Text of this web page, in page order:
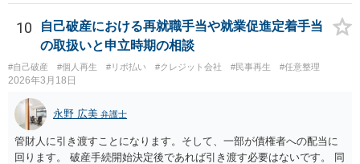
書けない、意識が無い場合など、弁護士ではなく家族などの代理人が
裁判延期を申請できますか？ ご家族であっても訴訟代理権はありませ
んので、ご本人に代わって裁判延期の申請することは出来ません。た
だ、事実上、裁判所に対して事情を説明すれば、裁判手続は中止され
ると思います。 ＞本人が出廷できないことを理由に、財産の差し押さ
えなどされることはございますでしょうか？ ご本人の状態が回復する
までの間は裁判が中止されるでしょうから、そのような心配はないと
思います。
10
自己破産における再就職手当や就業促進定着手当
の取扱いと申立時期の相談
#自己破産 #個人再生 #リボ払い #クレジット会社 #民事再生 #任意整理
2026年3月18日
永野 広美 弁護士
管財人に引き渡すことになります。そして、一部が債権者への配当に
回ります。 破産手続開始決定後であれば引き渡す必要はないです。 同